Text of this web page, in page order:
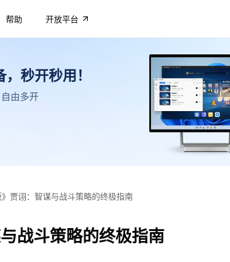
帮助 开放平台
秒开秒用！
由多开
》贾诩：智谋与战斗策略的终极指南
战斗策略的终极指南